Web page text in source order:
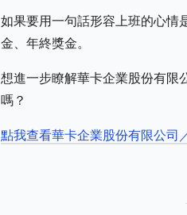
如果要用一句話形容上班的心情
金、年終獎金。
想進一步瞭解華卡企業股份有限
嗎？
點我查看華卡企業股份有限公司